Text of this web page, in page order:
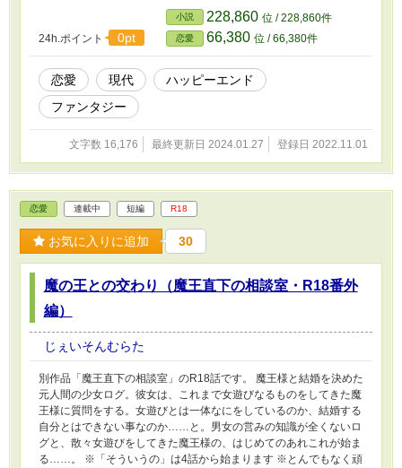
24h.ポイント 0pt
小説 228,860 位 / 228,860件
恋愛 66,380 位 / 66,380件
恋愛 現代
ハッピーエンド
ファンタジー
文字数 16,176 最終更新日 2024.01.27 登録日 2022.11.01
恋愛 連載中 短編 R18
お気に入りに追加 30
魔の王との交わり（魔王直下の相談室・R18番外
編）
じぇいそんむらた
別作品「魔王直下の相談室」のR18話です。 魔王様と結婚を決めた
元人間の少女ログ。彼女は、これまで女遊びなるものをしてきた魔
王様に質問をする。女遊びとは一体なにをしているのか、結婚する
自分とはできない事なのか……と。男女の営みの知識が全くないロ
グと、散々女遊びをしてきた魔王様の、はじめてのあれこれが始ま
る……。 ※「そういうの」は4話から始まります ※とんでもなく頑